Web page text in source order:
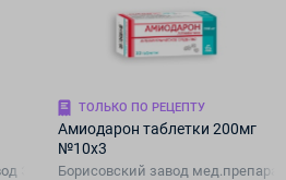
ЭГИС", Венгрия
ТОЛЬКО ПО РЕЦЕПТУ
Амиодарон таблетки 200мг
№10х3
Борисовский завод